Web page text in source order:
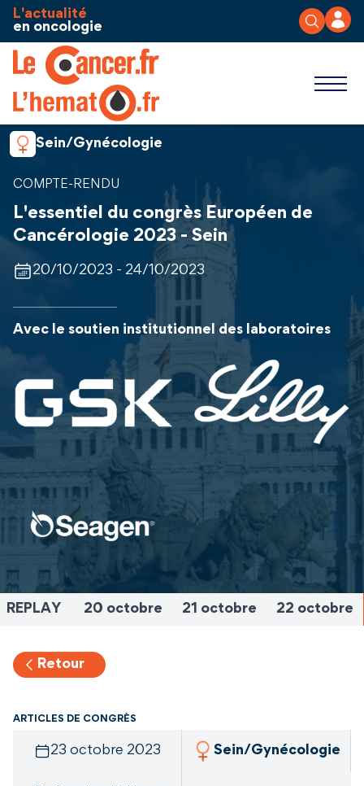
Aller au contenu
L'actualité
en oncologie
Sein/Gynécologie
COMPTE-RENDU
L'essentiel du congrès Européen de
Cancérologie 2023 - Sein
20/10/2023 - 24/10/2023
Avec le soutien institutionnel des laboratoires
REPLAY 20 octobre 21 octobre 22 octobre
Retour
ARTICLES DE CONGRÈS
23 octobre 2023 Sein/Gynécologie
Panneau de gestion des cookies